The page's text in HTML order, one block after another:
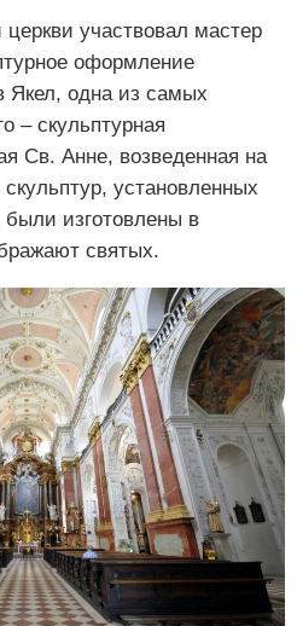
участвовал мастер
оформление
одна из самых
– скульптурная
Св. Анне, возведенная на
установленных
изготовлены в
святых.